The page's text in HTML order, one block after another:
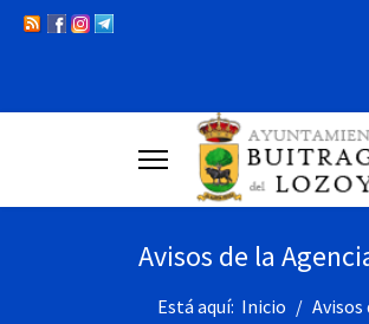
Avisos de la
Está aquí: Inicio
Avisos